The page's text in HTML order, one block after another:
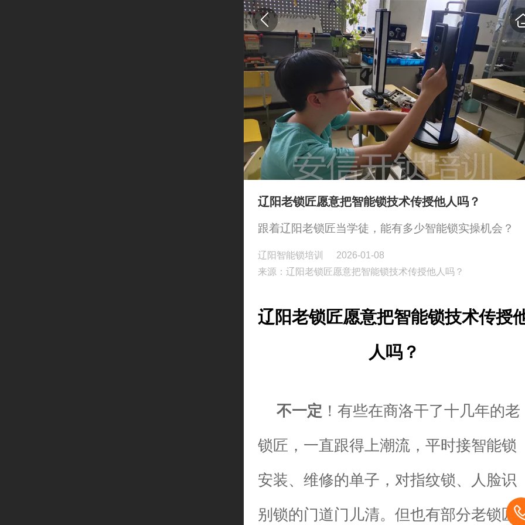
辽阳老锁匠愿意把智能锁技术传授他人吗？
跟着辽阳老锁匠当学徒，能有多少智能锁实操机会？
辽阳智能锁培训
2026-01-08
来源：辽阳老锁匠愿意把智能锁技术传授他人吗？
辽阳老锁匠愿意把智能锁技术传授
人吗？
不一定 ！有些在商洛干了十几年的老
锁匠，一直跟得上潮流，平时接智能锁
安装、维修的单子，对指纹锁、人脸识
别锁的门道门儿清。但也有部分老锁匠